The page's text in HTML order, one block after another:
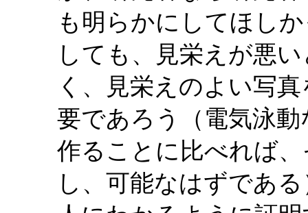
も明らかにしてほし
しても、見栄えが悪
く、見栄えのよい写
要であろう（電気泳
作ることに比べれば
し、可能なはずであ